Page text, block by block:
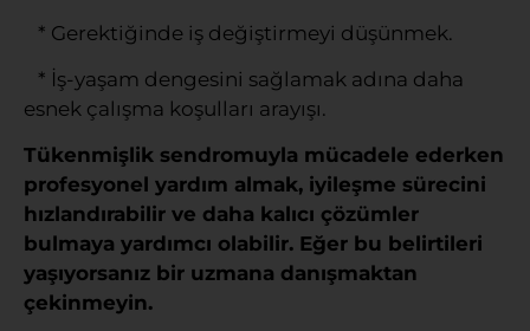
* Gerektiğinde iş değiştirmeyi düşünmek.
* İş-yaşam dengesini sağlamak adına daha
esnek çalışma koşulları arayışı.
Tükenmişlik sendromuyla mücadele ederken
profesyonel yardım almak, iyileşme sürecini
hızlandırabilir ve daha kalıcı çözümler
bulmaya yardımcı olabilir. Eğer bu belirtileri
yaşıyorsanız bir uzmana danışmaktan
çekinmeyin.